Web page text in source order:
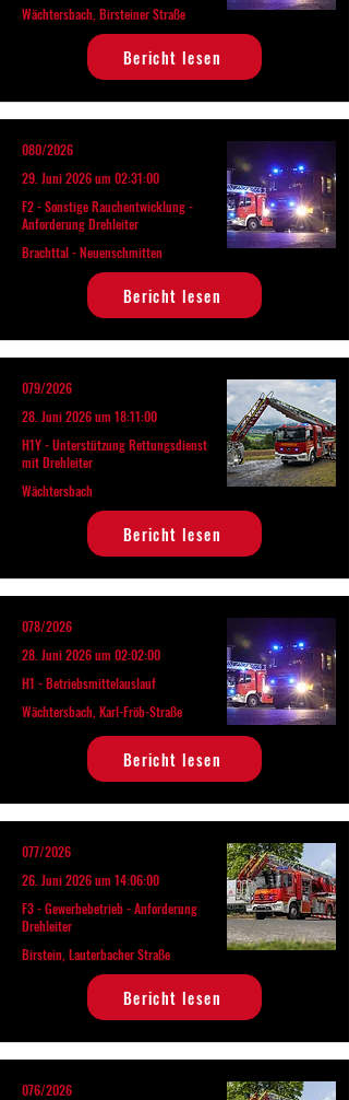
Wächtersbach, Birsteiner Straße
Bericht lesen
080/2026
29. Juni 2026 um 02:31:00
F2 - Sonstige Rauchentwicklung -
Anforderung Drehleiter
Brachttal - Neuenschmitten
Bericht lesen
079/2026
28. Juni 2026 um 18:11:00
H1Y - Unterstützung Rettungsdienst
mit Drehleiter
Wächtersbach
Bericht lesen
078/2026
28. Juni 2026 um 02:02:00
H1 - Betriebsmittelauslauf
Wächtersbach, Karl-Fröb-Straße
Bericht lesen
077/2026
26. Juni 2026 um 14:06:00
F3 - Gewerbebetrieb - Anforderung
Drehleiter
Birstein, Lauterbacher Straße
Bericht lesen
076/2026